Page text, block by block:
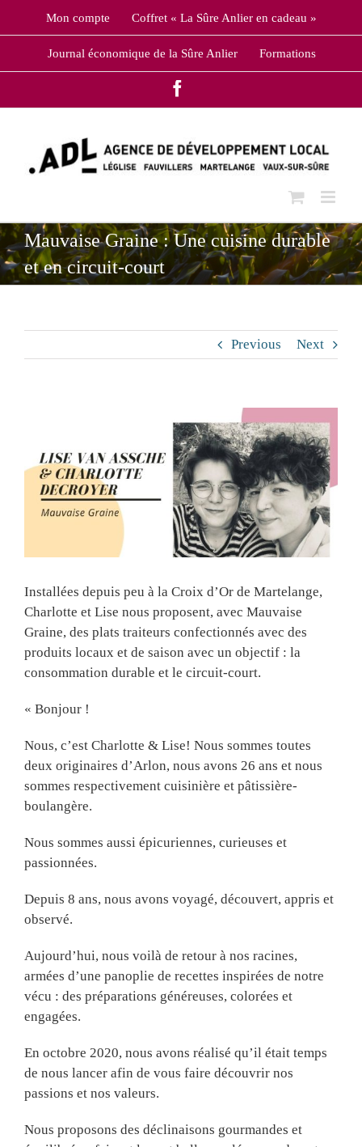
Mon compte Coffret « La Sûre Anlier en cadeau »
Journal économique de la Sûre Anlier Formations
Mauvaise Graine : Une cuisine durable
et en circuit-court
Previous Next
Image
Installées depuis peu à la Croix d’Or de Martelange,
Charlotte et Lise nous proposent, avec Mauvaise
Graine, des plats traiteurs confectionnés avec des
produits locaux et de saison avec un objectif : la
consommation durable et le circuit-court.
« Bonjour !
Nous, c’est Charlotte & Lise! Nous sommes toutes
deux originaires d’Arlon, nous avons 26 ans et nous
sommes respectivement cuisinière et pâtissière-
boulangère.
Nous sommes aussi épicuriennes, curieuses et
passionnées.
Depuis 8 ans, nous avons voyagé, découvert, appris et
observé.
Aujourd’hui, nous voilà de retour à nos racines,
armées d’une panoplie de recettes inspirées de notre
vécu : des préparations généreuses, colorées et
engagées.
En octobre 2020, nous avons réalisé qu’il était temps
de nous lancer afin de vous faire découvrir nos
passions et nos valeurs.
Nous proposons des déclinaisons gourmandes et